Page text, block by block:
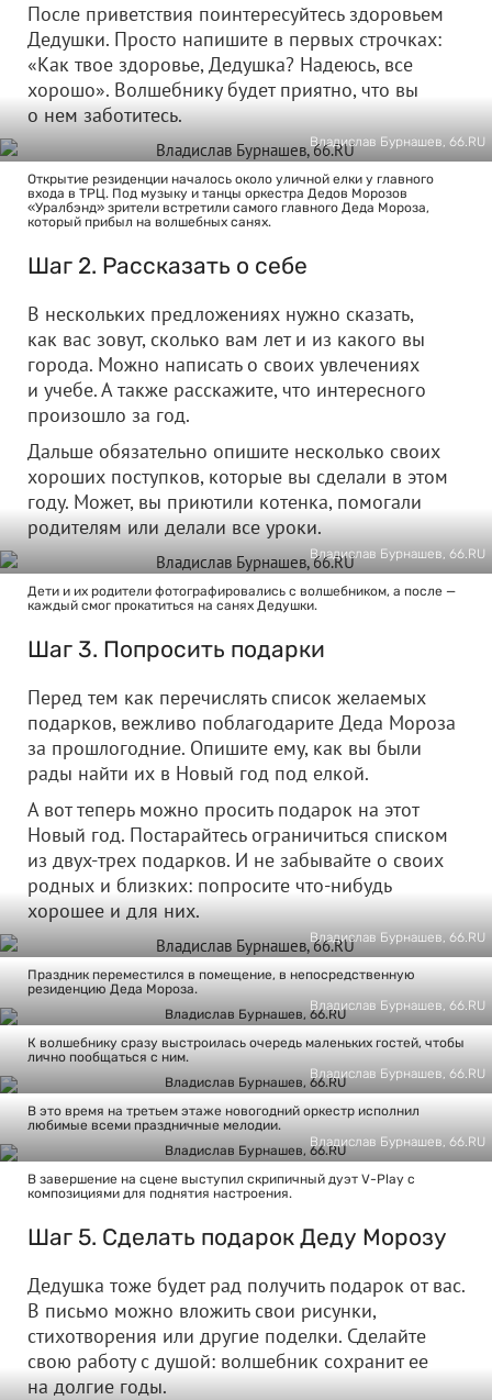
После приветствия поинтересуйтесь здоровьем
Дедушки. Просто напишите в первых строчках:
«Как твое здоровье, Дедушка? Надеюсь, все
хорошо». Волшебнику будет приятно, что вы
о нем заботитесь.
Владислав Бурнашев, 66.RU
Открытие резиденции началось около уличной елки у главного
входа в ТРЦ. Под музыку и танцы оркестра Дедов Морозов
«Уралбэнд» зрители встретили самого главного Деда Мороза,
который прибыл на волшебных санях.
Шаг 2. Рассказать о себе
В нескольких предложениях нужно сказать,
как вас зовут, сколько вам лет и из какого вы
города. Можно написать о своих увлечениях
и учебе. А также расскажите, что интересного
произошло за год.
Дальше обязательно опишите несколько своих
хороших поступков, которые вы сделали в этом
году. Может, вы приютили котенка, помогали
родителям или делали все уроки.
Владислав Бурнашев, 66.RU
Дети и их родители фотографировались с волшебником, а после —
каждый смог прокатиться на санях Дедушки.
Шаг 3. Попросить подарки
Перед тем как перечислять список желаемых
подарков, вежливо поблагодарите Деда Мороза
за прошлогодние. Опишите ему, как вы были
рады найти их в Новый год под елкой.
А вот теперь можно просить подарок на этот
Новый год. Постарайтесь ограничиться списком
из двух-трех подарков. И не забывайте о своих
родных и близких: попросите что-нибудь
хорошее и для них.
Владислав Бурнашев, 66.RU
Праздник переместился в помещение, в непосредственную
резиденцию Деда Мороза.
Владислав Бурнашев, 66.RU
К волшебнику сразу выстроилась очередь маленьких гостей, чтобы
лично пообщаться с ним.
Владислав Бурнашев, 66.RU
В это время на третьем этаже новогодний оркестр исполнил
любимые всеми праздничные мелодии.
Владислав Бурнашев, 66.RU
В завершение на сцене выступил скрипичный дуэт V-Play с
композициями для поднятия настроения.
Шаг 5. Сделать подарок Деду Морозу
Дедушка тоже будет рад получить подарок от вас.
В письмо можно вложить свои рисунки,
стихотворения или другие поделки. Сделайте
свою работу с душой: волшебник сохранит ее
на долгие годы.